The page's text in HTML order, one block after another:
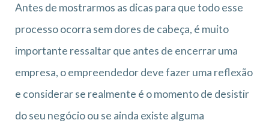
Antes de mostrarmos as dicas para que todo esse
processo ocorra sem dores de cabeça, é muito
importante ressaltar que antes de encerrar uma
empresa, o empreendedor deve fazer uma reflexão
e considerar se realmente é o momento de desistir
do seu negócio ou se ainda existe alguma